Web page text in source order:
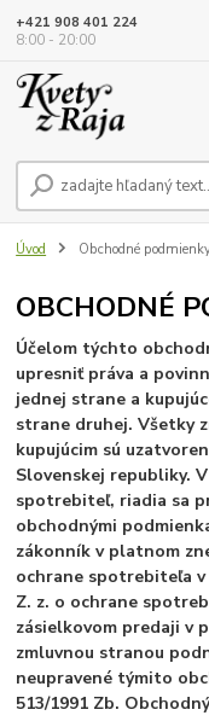
+421 908 401 224
8:00 - 20:00
Úvod Obchodné
OBCHODNÉ
Účelom týchto
upresniť práva a
jednej strane a
strane druhej. Všetky
kupujúcim sú
Slovenskej republiky.
spotrebiteľ, riadia sa
obchodnými
zákonník v platnom
ochrane spotrebiteľa v
Z. z. o ochrane
zásielkovom predaji v
zmluvnou stranou
neupravené týmito
513/1991 Zb.